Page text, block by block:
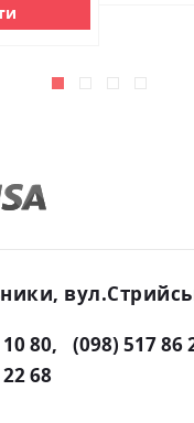
80
(098) 517 86
68